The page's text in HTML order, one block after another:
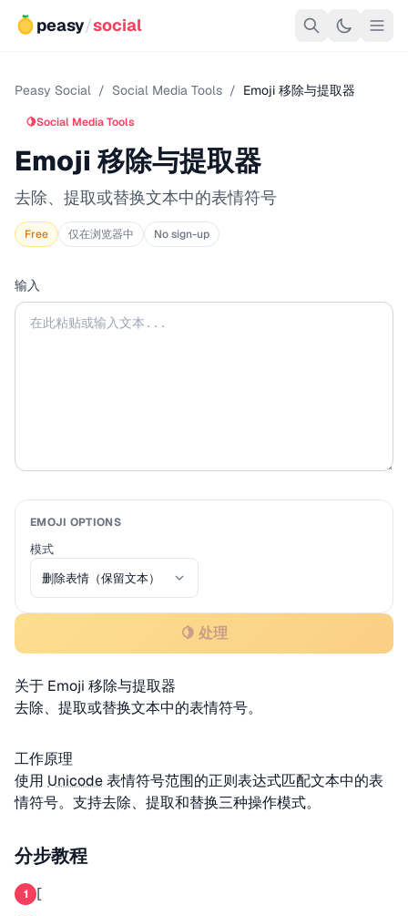
peasy/social
Peasy Social / Social Media Tools / Emoji 移除与提取器
🍋Social Media Tools
Emoji 移除与提取器
去除、提取或替换文本中的表情符号
Free 仅在浏览器中 No sign-up
输入
EMOJI OPTIONS
模式
🍋 处理
关于 Emoji 移除与提取器
去除、提取或替换文本中的表情符号。
工作原理
使用 Unicode表情符号范围的正则表达式匹配文本中的表
情符号。支持去除、提取和替换三种操作模式。
分步教程
1 [